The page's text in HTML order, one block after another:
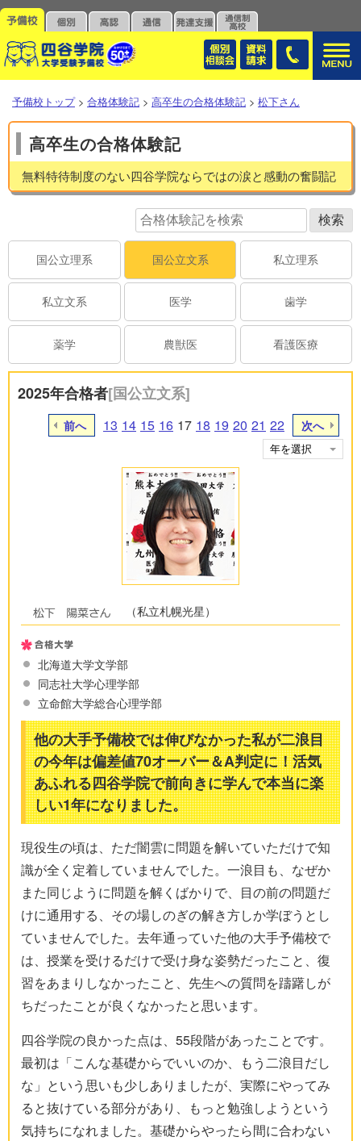
予備校トップ > 合格体験記 > 高卒生の合格体験記 > 松下さん
高卒生の合格体験記
無料特待制度のない四谷学院ならではの涙と感動の奮闘記
国公立理系 国公立文系 私立理系
私立文系 医学 歯学
薬学 農獣医 看護医療
2025年合格者[国公立文系]
前へ 13 14 15 16 17 18 19 20 21 22 次へ
（私立札幌光星）
北海道大学文学部
同志社大学心理学部
立命館大学総合心理学部
他の大手予備校では伸びなかった私が二浪目
の今年は偏差値70オーバー＆A判定に！活気
あふれる四谷学院で前向きに学んで本当に楽
しい1年になりました。
現役生の頃は、ただ闇雲に問題を解いていただけで知
識が全く定着していませんでした。一浪目も、なぜか
また同じように問題を解くばかりで、目の前の問題だ
けに通用する、その場しのぎの解き方しか学ぼうとし
ていませんでした。去年通っていた他の大手予備校で
は、授業を受けるだけで受け身な姿勢だったこと、復
習をあまりしなかったこと、先生への質問を躊躇しが
ちだったことが良くなかったと思います。
四谷学院の良かった点は、55段階があったことです。
最初は「こんな基礎からでいいのか、もう二浪目だし
な」という思いも少しありましたが、実際にやってみ
ると抜けている部分があり、もっと勉強しようという
気持ちになれました。基礎からやったら間に合わない